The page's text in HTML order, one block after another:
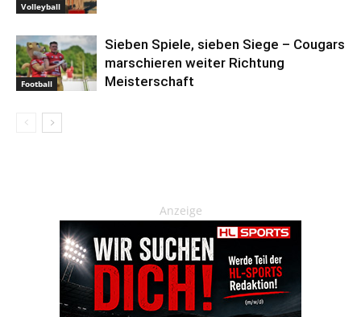
Volleyball
Football
Sieben Spiele, sieben Siege – Cougars
marschieren weiter Richtung
Meisterschaft
Anzeige